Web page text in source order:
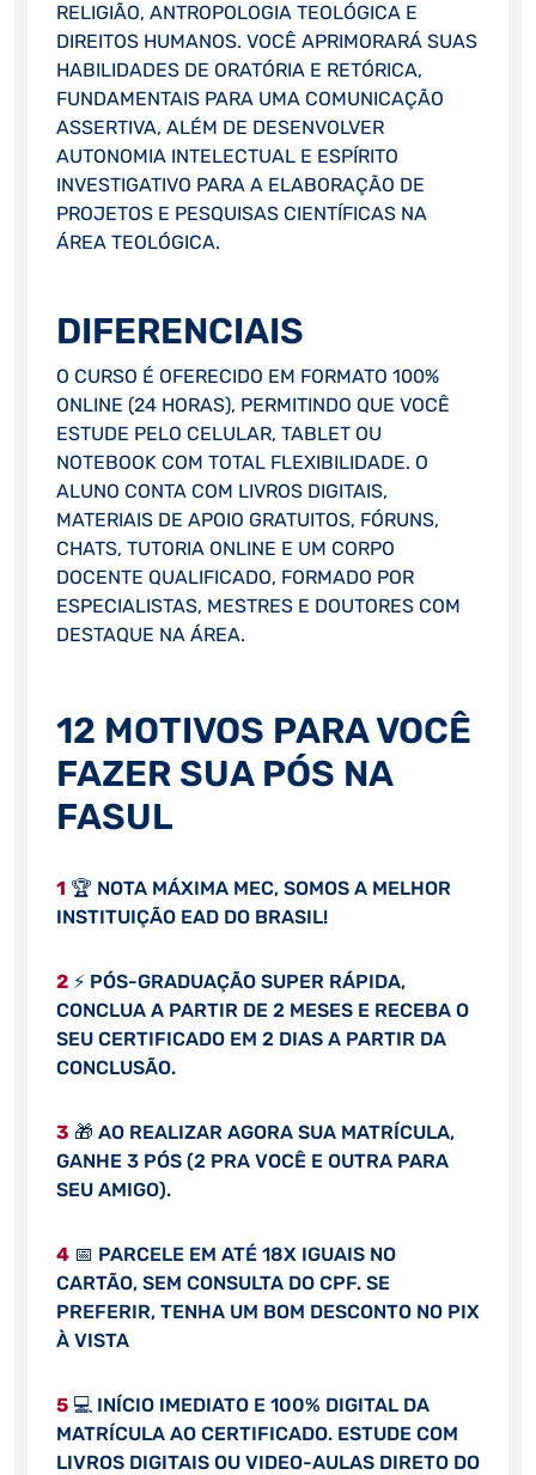
RELIGIÃO, ANTROPOLOGIA TEOLÓGICA E
DIREITOS HUMANOS. VOCÊ APRIMORARÁ SUAS
HABILIDADES DE ORATÓRIA E RETÓRICA,
FUNDAMENTAIS PARA UMA COMUNICAÇÃO
ASSERTIVA, ALÉM DE DESENVOLVER
AUTONOMIA INTELECTUAL E ESPÍRITO
INVESTIGATIVO PARA A ELABORAÇÃO DE
PROJETOS E PESQUISAS CIENTÍFICAS NA
ÁREA TEOLÓGICA.
DIFERENCIAIS
O CURSO É OFERECIDO EM FORMATO 100%
ONLINE (24 HORAS), PERMITINDO QUE VOCÊ
ESTUDE PELO CELULAR, TABLET OU
NOTEBOOK COM TOTAL FLEXIBILIDADE. O
ALUNO CONTA COM LIVROS DIGITAIS,
MATERIAIS DE APOIO GRATUITOS, FÓRUNS,
CHATS, TUTORIA ONLINE E UM CORPO
DOCENTE QUALIFICADO, FORMADO POR
ESPECIALISTAS, MESTRES E DOUTORES COM
DESTAQUE NA ÁREA.
12 MOTIVOS PARA VOCÊ
FAZER SUA PÓS NA
FASUL
1 🏆 NOTA MÁXIMA MEC, SOMOS A MELHOR
INSTITUIÇÃO EAD DO BRASIL!
2⚡ PÓS-GRADUAÇÃO SUPER RÁPIDA,
CONCLUA A PARTIR DE 2 MESES E RECEBA O
SEU CERTIFICADO EM 2 DIAS A PARTIR DA
CONCLUSÃO.
3 🎁 AO REALIZAR AGORA SUA MATRÍCULA,
GANHE 3 PÓS (2 PRA VOCÊ E OUTRA PARA
SEU AMIGO).
4📅 PARCELE EM ATÉ 18X IGUAIS NO
CARTÃO, SEM CONSULTA DO CPF. SE
PREFERIR, TENHA UM BOM DESCONTO NO PIX
À VISTA
5💻 INÍCIO IMEDIATO E 100% DIGITAL DA
MATRÍCULA AO CERTIFICADO. ESTUDE COM
LIVROS DIGITAIS OU VIDEO-AULAS DIRETO DO